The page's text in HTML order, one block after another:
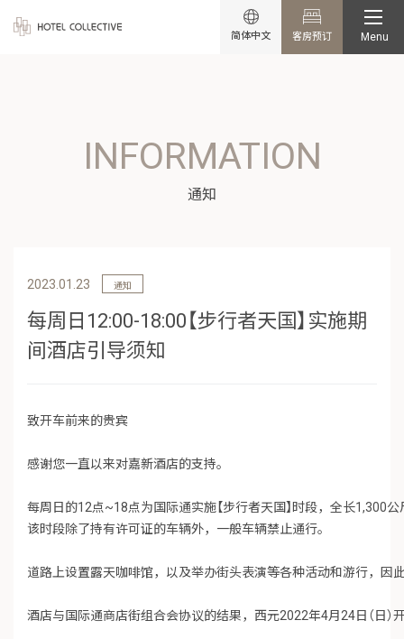
简体中文 客房预订 Menu
INFORMATION
通知
2023.01.23 通知
每周日12:00-18:00【步行者天国】实施期
间酒店引导须知
致开车前来的贵宾
感谢您一直以来对嘉新酒店的支持。
每周日的12点~18点为国际通实施【步行者天国】时段，全长1,300
该时段除了持有许可证的车辆外，一般车辆禁止通行。
道路上设置露天咖啡馆，以及举办街头表演等各种活动和游行，因
酒店与国际通商店街组合会协议的结果，西元2022年4月24日（日